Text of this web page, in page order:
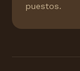
puestos.